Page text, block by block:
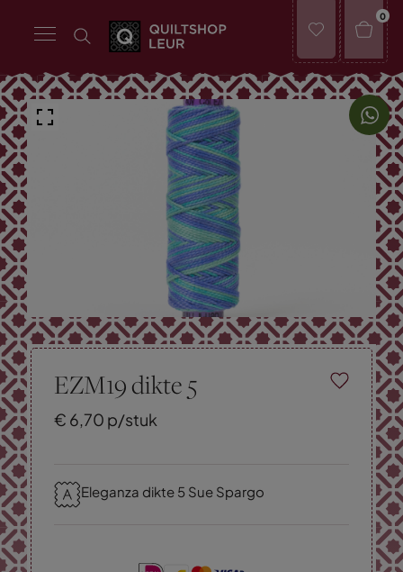
0
EZM19 dikte 5
€ 6,70 p/stuk
Eleganza dikte 5 Sue Spargo